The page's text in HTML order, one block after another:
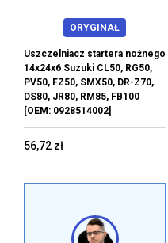
ORYGINAŁ
Uszczelniacz startera nożnego
14x24x6 Suzuki CL50, RG50,
PV50, FZ50, SMX50, DR-Z70,
DS80, JR80, RM85, FB100
[OEM: 0928514002]
56,72 zł